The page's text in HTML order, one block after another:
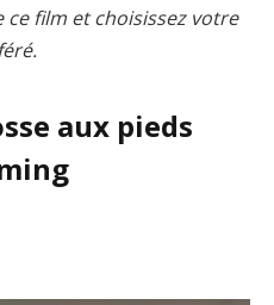
ce film et choisissez votre
aux pieds